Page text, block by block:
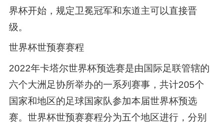
界杯开始，规定卫冕冠军和东道主可以直接晋
级。
世界杯世预赛赛程
2022年卡塔尔世界杯预选赛是由国际足联管辖的
六个大洲足协所举办的一系列赛事，共计205个
国家和地区的足球国家队参加本届世界杯预选
赛。世界杯世预赛赛程分为五个地区进行，分别